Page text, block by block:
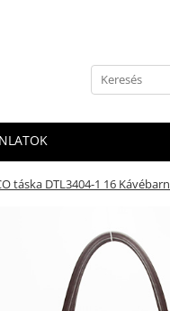
táska DTL3404-1 16